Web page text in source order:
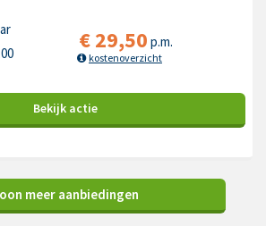
€29,50 p.m.
kostenoverzicht
Bekijk actie
meer aanbiedingen